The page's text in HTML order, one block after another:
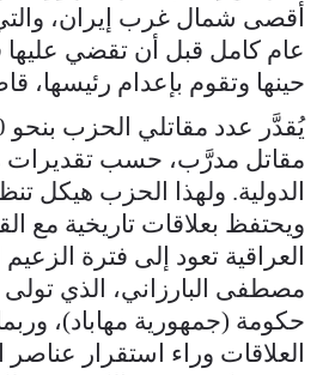
أقصى شمال غرب إيران،
عام كامل قبل أن تقضي عليها
حينها وتقوم بإعدام رئيسها،
مقاتل مدرَّب، حسب تقديرات
الدولية. ولهذا الحزب هيكل
ويحتفظ بعلاقات تاريخية مع
العراقية تعود إلى فترة
مصطفى البارزاني، الذي تولى
حكومة (جمهورية مهاباد)،
العلاقات وراء استقرار